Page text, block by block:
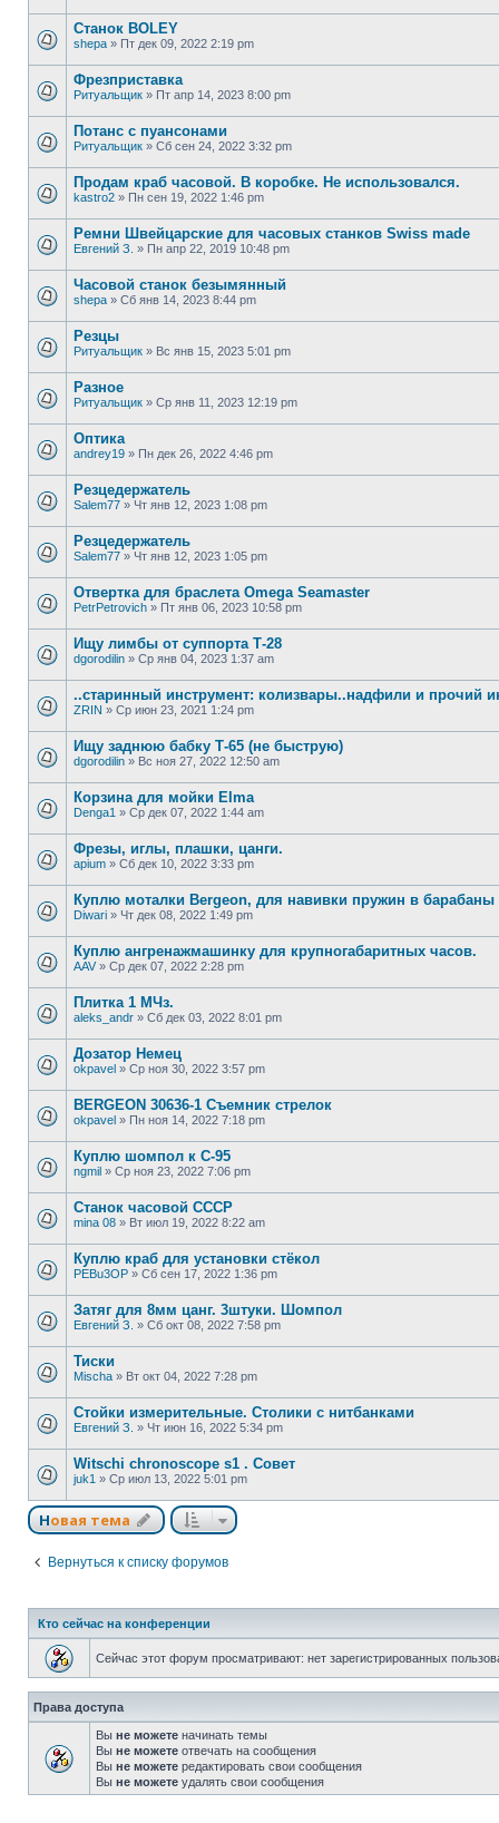
Станок BOLEY
shepa » Пт дек 09, 2022 2:19 pm
Фрезприставка
Ритуальщик » Пт апр 14, 2023 8:00 pm
Потанс с пуансонами
Ритуальщик » Сб сен 24, 2022 3:32 pm
Продам краб часовой. В коробке. Не использовался.
kastro2 » Пн сен 19, 2022 1:46 pm
Ремни Швейцарские для часовых станков Swiss made
Евгений З. » Пн апр 22, 2019 10:48 pm
Часовой станок безымянный
shepa » Сб янв 14, 2023 8:44 pm
Резцы
Ритуальщик » Вс янв 15, 2023 5:01 pm
Разное
Ритуальщик » Ср янв 11, 2023 12:19 pm
Оптика
andrey19 » Пн дек 26, 2022 4:46 pm
Резцедержатель
Salem77 » Чт янв 12, 2023 1:08 pm
Резцедержатель
Salem77 » Чт янв 12, 2023 1:05 pm
Отвертка для браслета Omega Seamaster
PetrPetrovich » Пт янв 06, 2023 10:58 pm
Ищу лимбы от суппорта Т-28
dgorodilin » Ср янв 04, 2023 1:37 am
..старинный инструмент: колизвары..надфили и прочий
ZRIN » Ср июн 23, 2021 1:24 pm
Ищу заднюю бабку Т-65 (не быструю)
dgorodilin » Вс ноя 27, 2022 12:50 am
Корзина для мойки Elma
Denga1 » Ср дек 07, 2022 1:44 am
Фрезы, иглы, плашки, цанги.
apium » Сб дек 10, 2022 3:33 pm
Куплю моталки Bergeon, для навивки пружин в барабаны
Diwari » Чт дек 08, 2022 1:49 pm
Куплю ангренажмашинку для крупногабаритных часов.
AAV» Ср дек 07, 2022 2:28 pm
Плитка 1 МЧз.
aleks_andr » Сб дек 03, 2022 8:01 pm
Дозатор Немец
okpavel » Ср ноя 30, 2022 3:57 pm
BERGEON 30636-1 Съемник стрелок
okpavel » Пн ноя 14, 2022 7:18 pm
Куплю шомпол к С-95
ngmil » Ср ноя 23, 2022 7:06 pm
Станок часовой СССР
mina 08 » Вт июл 19, 2022 8:22 am
Куплю краб для установки стёкол
PEBu3OP » Сб сен 17, 2022 1:36 pm
Затяг для 8мм цанг. 3штуки. Шомпол
Евгений З. » Сб окт 08, 2022 7:58 pm
Тиски
Mischa » Вт окт 04, 2022 7:28 pm
Стойки измерительные. Столики с нитбанками
Евгений З. » Чт июн 16, 2022 5:34 pm
Witschi chronoscope s1 . Совет
juk1 » Ср июл 13, 2022 5:01 pm
Новая тема
Вернуться к списку форумов
Кто сейчас на конференции
Сейчас этот форум просматривают: нет зарегистрированных
Права доступа
Вы не можете начинать темы
Вы не можете отвечать на сообщения
Вы не можете редактировать свои сообщения
Вы не можете удалять свои сообщения